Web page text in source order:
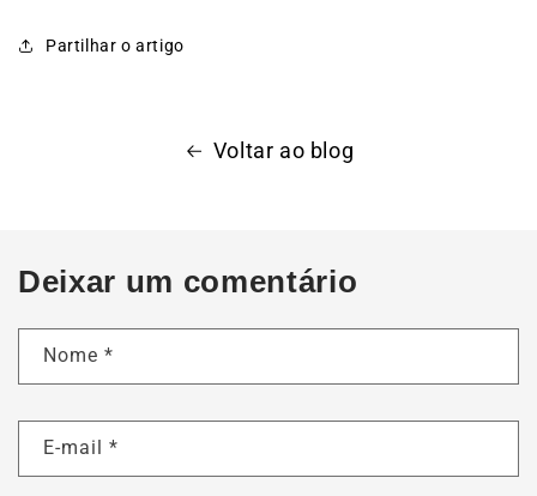
Partilhar o artigo
Voltar ao blog
Deixar um comentário
Nome *
E-mail *